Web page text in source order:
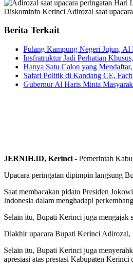
Diskominfo Kerinci Adirozal saat
Berita Terkait
Pulang Kampung Negeri Jujun,
Insfratruktur Jadi Perhatian
Hanya Satu Calon yang
Safari Politik di Kandang CE,
Gubernur Al Haris Minta
JERNIH.ID, Kerinci - Pemerintah
Upacara peringatan dipimpin langsung
Saat membacakan pidato Presiden
Indonesia dalam menghadapi
Selain itu, Bupati Kerinci juga mengajak
Diakhir upacara Bupati Kerinci Adirozal,
Selain itu, Bupati Kerinci juga
apresiasi atas prestasi Kabupaten